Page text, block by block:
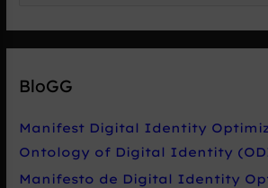
h
l
a
t
p
BloGG
Manifest Digital Identity
Ontology of Digital Identity
Manifesto de Digital Identity